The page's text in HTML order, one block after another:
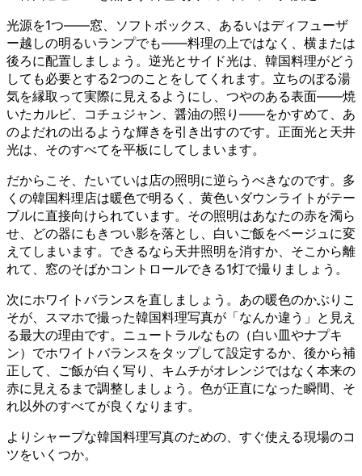
光源を1つ——窓、ソフトボックス、あるいはディフューザ
ー越しの明るいランプでも——料理の上ではなく、横または
後ろに配置しましょう。逆光とサイド光は、韓国料理がどう
しても必要とする2つのことをしてくれます。立ちのぼる湯
気を縁取って実際に見えるようにし、つやのある表面——焼
いたカルビ、コチュジャン、醤油の照り——をかすめて、あ
のよだれの出るような輝きを引き出すのです。正面光と天井
光は、そのすべてを平板にしてしまいます。
だからこそ、たいていは店の照明に逆らうべきなのです。多
くの韓国料理店は暖色で明るく、黄色いダウンライトがテー
ブルに直接向けられています。その照明はあなたの赤を濁ら
せ、どの器にもきつい影を落とし、白いご飯をベージュに変
えてしまいます。できるなら天井照明を消すか、そこから離
れて、窓のそばかコントロールできる1灯で撮りましょう。
次にホワイトバランスを直しましょう。あの暖色のかぶりこ
そが、スマホで撮った韓国料理写真が「なんか違う」と見え
る最大の理由です。ニュートラルなもの（白い皿やナプキ
ン）でホワイトバランスをタップして設定するか、後から補
正して、ご飯が白く写り、キムチがオレンジではなく本来の
赤に見えるまで調整しましょう。色が正直になった瞬間、そ
れ以外のすべてが良くなります。
よりシャープな韓国料理写真のための、すぐ使える現場のコ
ツをいくつか。